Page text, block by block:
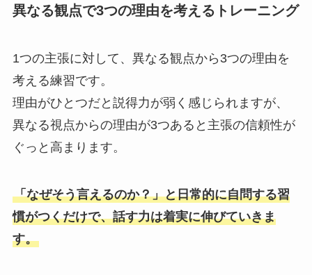
異なる観点で3つの理由を考えるトレーニング
1つの主張に対して、異なる観点から3つの理由を
考える練習です。
理由がひとつだと説得力が弱く感じられますが、
異なる視点からの理由が3つあると主張の信頼性が
ぐっと高まります。
「なぜそう言えるのか？」と日常的に自問する習
慣がつくだけで、話す力は着実に伸びていきま
す。